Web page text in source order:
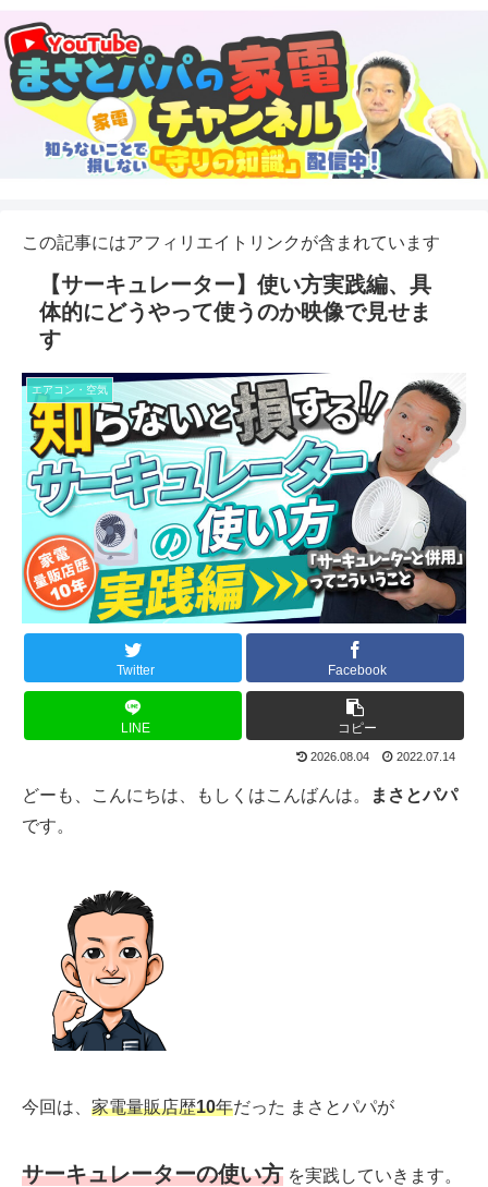
この記事にはアフィリエイトリンクが含まれています
【サーキュレーター】使い方実践編、具
体的にどうやって使うのか映像で見せま
す
エアコン・空気
Twitter Facebook
LINE コピー
2026.08.04 2022.07.14
どーも、こんにちは、もしくはこんばんは。
まさとパパ
です。
今回は、 家電量販店歴10年だった まさとパパが
サーキュレーターの使い方 を実践していきます。